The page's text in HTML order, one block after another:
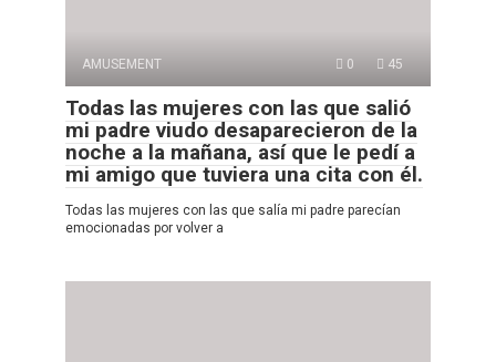
AMUSEMENT 0 45
Todas las mujeres con las que salió
mi padre viudo desaparecieron de la
noche a la mañana, así que le pedí a
mi amigo que tuviera una cita con él.
Todas las mujeres con las que salía mi padre parecían
emocionadas por volver a